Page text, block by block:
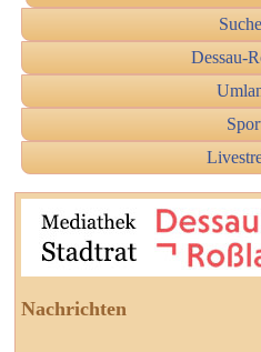
Dessau-
Nachrichten